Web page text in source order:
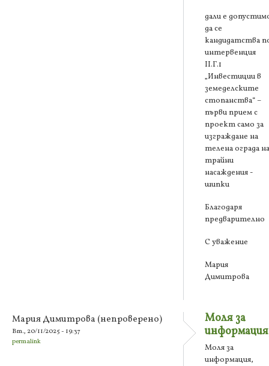
дали е
да се
кандидатства
интервенция
ІІ.Г.1
„Инвестиции в
земеделските
стопанства“ –
първи прием с
проект само за
изграждане на
телена ограда на
трайни
насаждения -
шипки
Благодаря
предварително
С уважение
Мария
Димитрова
Мария Димитрова (непроверено)
Вт., 20/11/2025 - 19:37
permalink
Моля за
Моля за
информация,